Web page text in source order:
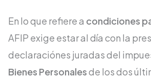
En lo que refiere a condiciones
AFIP exige estar al día con la
declaraciónes juradas del
Bienes Personalesde los dos